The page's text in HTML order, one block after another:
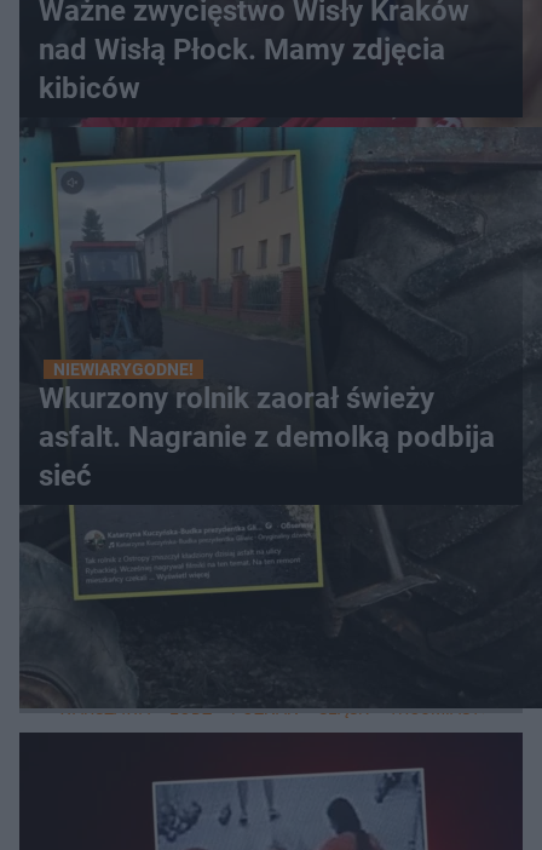
Ważne zwycięstwo Wisły Kraków
nad Wisłą Płock. Mamy zdjęcia
kibiców
NIEWIARYGODNE!
Wkurzony rolnik zaorał świeży
asfalt. Nagranie z demolką podbija
sieć
WIĘCEJ
LOKALNE
WARSZAWA ŁÓDŹ POZNAŃ ŚLĄSK TRÓJMIASTO